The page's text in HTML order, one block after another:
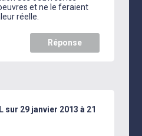
et ne le feraient
réelle.
Réponse
sur 29 janvier 2013 à 21